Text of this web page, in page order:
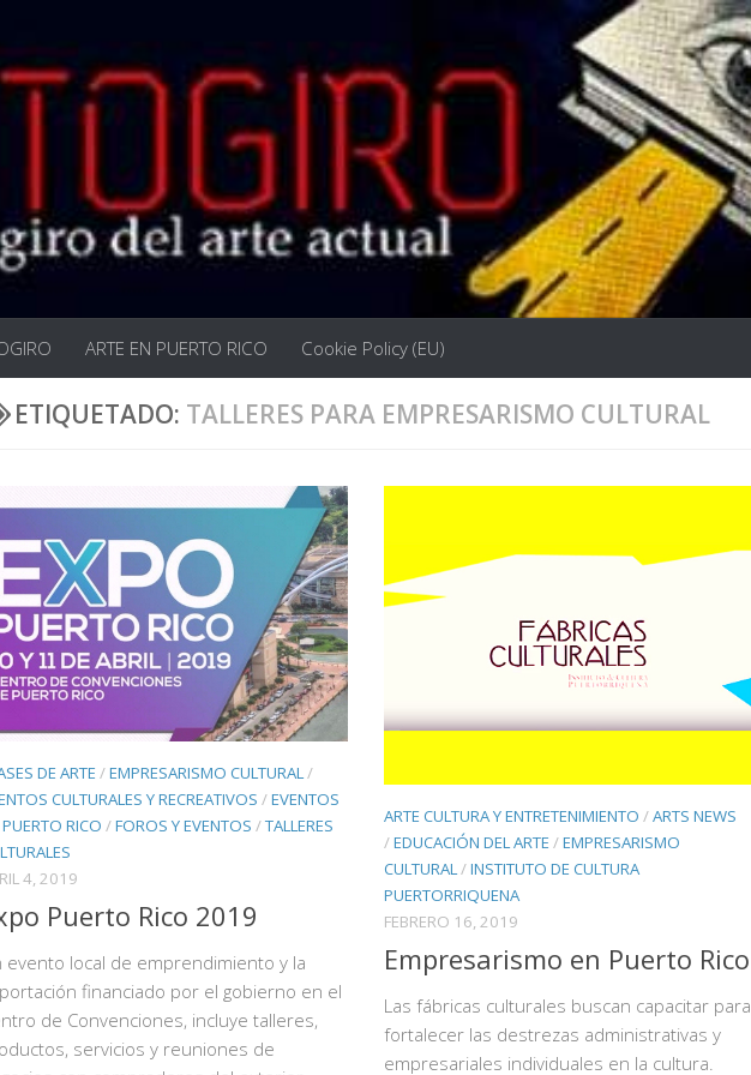
ARTE EN PUERTO RICO Cookie Policy (EU)
ETIQUETADO: TALLERES PARA EMPRESARISMO CULTURAL
DE ARTE /EMPRESARISMO CULTURAL/
CULTURALES Y RECREATIVOS /EVENTOS
RICO /FOROS Y EVENTOS /TALLERES
4, 2019
Puerto Rico 2019
evento local de emprendimiento y la
financiado por el gobierno en el
de Convenciones, incluye talleres,
servicios y reuniones de
ARTE CULTURA Y ENTRETENIMIENTO /ARTS NEWS
/EDUCACIÓN DEL ARTE /EMPRESARISMO
CULTURAL/INSTITUTO DE CULTURA
PUERTORRIQUENA
FEBRERO 16, 2019
Empresarismo en Puerto Rico
Las fábricas culturales buscan capacitar para
fortalecer las destrezas administrativas y
empresariales individuales en la cultura.